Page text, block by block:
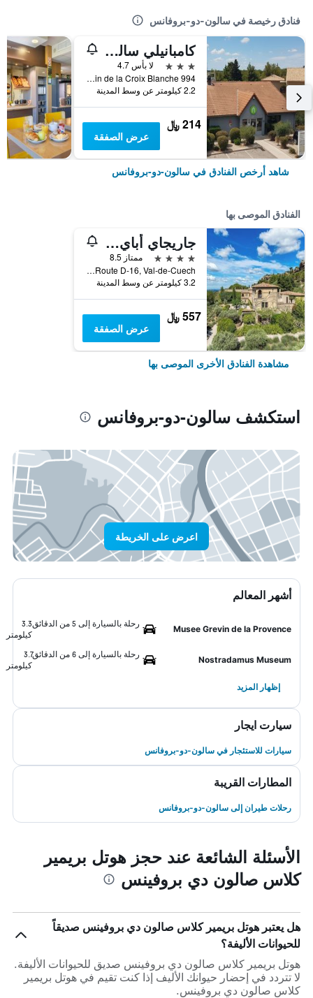
فنادق رخيصة في سالون-دو-بروفانس
كامبانيلي سالون دو بورفينس
3 نجوم
لا بأس 4.7
994 Chemin de la Croix Blanche, سالون-دو-بروفانس, إقليم بوش دو رون, فرنسا
2.2 كيلومتر عن وسط المدينة
214 ﷼
عرض الصفقة
شاهد أرخص الفنادق في سالون-دو-بروفانس
الفنادق الموصى بها
جاريجاي أباي دي سانت كروا
4 نجوم
ممتاز 8.5
Route D-16, Val-de-Cuech, سالون-دو-بروفانس, إقليم بوش دو رون, فرنسا
3.2 كيلومتر عن وسط المدينة
557 ﷼
عرض الصفقة
مشاهدة الفنادق الأخرى الموصى بها
استكشف سالون-دو-بروفانس
اعرض على الخريطة
أشهر المعالم
Musee Grevin de la Provence
رحلة بالسيارة إلى 5 من الدقائق
3.3
كيلومتر
Nostradamus Museum
رحلة بالسيارة إلى 6 من الدقائق
3.7
كيلومتر
إظهار المزيد
سيارت ايجار
سيارات للاستئجار في سالون-دو-بروفانس
المطارات القريبة
رحلات طيران إلى سالون-دو-بروفانس
الأسئلة الشائعة عند حجز هوتل بريمير
كلاس صالون دي بروفينس
هل يعتبر هوتل بريمير كلاس صالون دي بروفينس صديقاً
للحيوانات الأليفة؟
هوتل بريمير كلاس صالون دي بروفينس صديق للحيوانات الأليفة.
لا تتردد في إحضار حيوانك الأليف إذا كنت تقيم في هوتل بريمير
كلاس صالون دي بروفينس.